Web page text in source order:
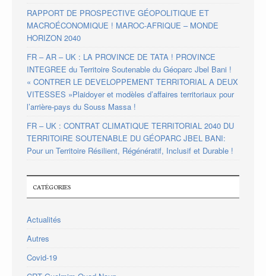
RAPPORT DE PROSPECTIVE GÉOPOLITIQUE ET
MACROÉCONOMIQUE ! MAROC-AFRIQUE – MONDE
HORIZON 2040
FR – AR – UK : LA PROVINCE DE TATA ! PROVINCE
INTEGREE du Territoire Soutenable du Géoparc Jbel Bani !
« CONTRER LE DEVELOPPEMENT TERRITORIAL A DEUX
VITESSES »Plaidoyer et modèles d’affaires territoriaux pour
l’arrière-pays du Souss Massa !
FR – UK : CONTRAT CLIMATIQUE TERRITORIAL 2040 DU
TERRITOIRE SOUTENABLE DU GÉOPARC JBEL BANI:
Pour un Territoire Résilient, Régénératif, Inclusif et Durable !
CATÉGORIES
Actualités
Autres
Covid-19